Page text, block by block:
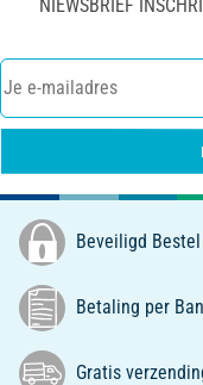
NIEWSBRIEF
Beveiligd Bestel
Betaling per
Gratis